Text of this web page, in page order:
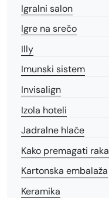
Igralni salon
Igre na srečo
Illy
Imunski sistem
Invisalign
Izola hoteli
Jadralne hlače
Kako premagati raka
Kartonska embalaža
Keramika